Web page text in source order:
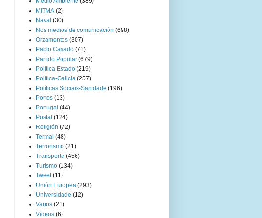
MITMA (2)
Naval (30)
Nos medios de comunicación (698)
Orzamentos (307)
Pablo Casado (71)
Partido Popular (679)
Política Estado (219)
Política-Galicia (257)
Políticas Sociais-Sanidade (196)
Portos (13)
Portugal (44)
Postal (124)
Religión (72)
Termal (48)
Terrorismo (21)
Transporte (456)
Turismo (134)
Tweet (11)
Unión Europea (293)
Universidade (12)
Varios (21)
Vídeos (6)